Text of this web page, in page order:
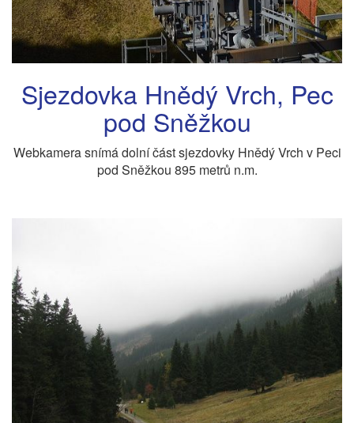
Sjezdovka Hnědý Vrch, Pec
pod Sněžkou
Webkamera snímá dolní část sjezdovky Hnědý Vrch v Peci
pod Sněžkou 895 metrů n.m.